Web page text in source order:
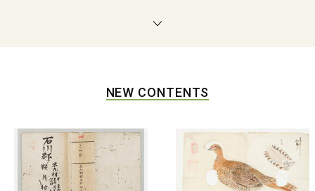
NEW CONTENTS